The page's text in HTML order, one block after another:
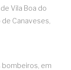
Vila Boa do
Canaveses,
em